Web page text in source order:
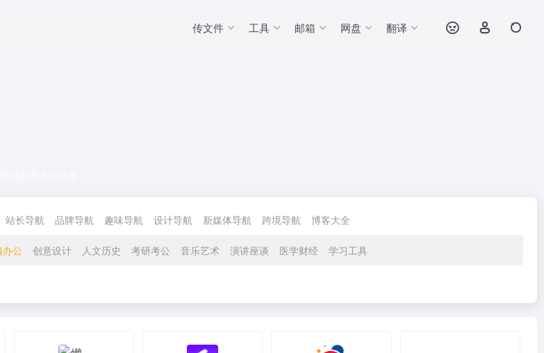
传文件 工具 邮箱 网盘 翻译
站长导航 品牌导航 趣味导航 设计导航 新媒体导航 跨境导航 博客大全
办公 创意设计 人文历史 考研考公 音乐艺术 演讲座谈 医学财经 学习工具